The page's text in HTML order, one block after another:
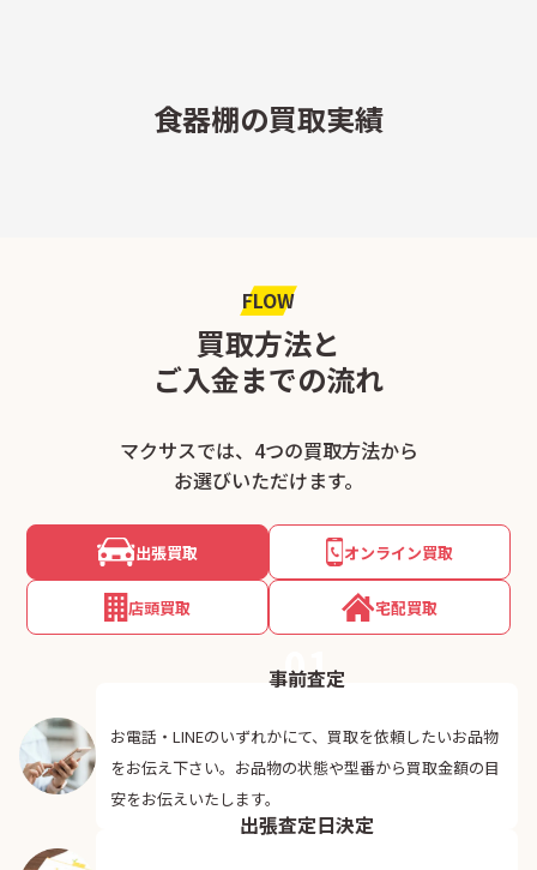
食器棚の買取実績
FLOW
買取方法と
ご入金までの流れ
マクサスでは、4つの買取方法から
お選びいただけます。
出張買取 オンライン買取
店頭買取 宅配買取
01
事前査定
お電話・LINEのいずれかにて、買取を依頼したいお品物
をお伝え下さい。お品物の状態や型番から買取金額の目
安をお伝えいたします。
02
出張査定日決定